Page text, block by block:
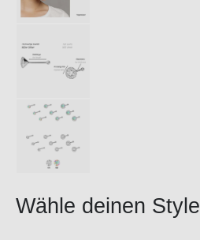
Wähle deinen Style